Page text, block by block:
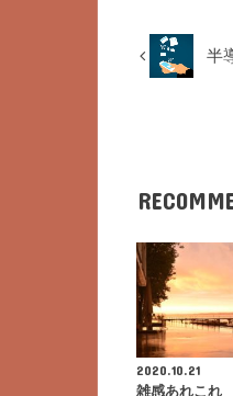
半
2020.10.21
雑感あれこれ